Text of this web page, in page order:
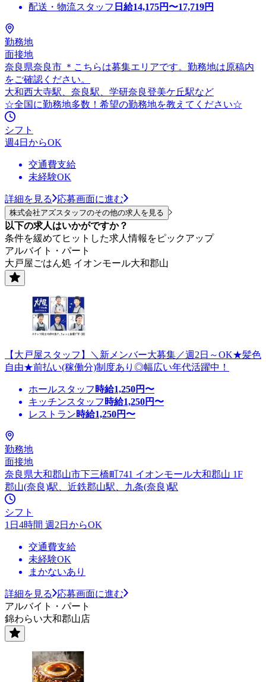
配送・物流スタッフ 日給14,175円〜17,719円
勤務地
面接地
奈良県奈良市 ＊こちらは募集エリアです。勤務地は原稿内
をご確認ください。
大和西大寺駅、奈良駅、学研奈良登美ケ丘駅など
☆全国に勤務地多数！希望の勤務地を教えてください☆
シフト
週4日からOK
交通費支給
未経験OK
詳細を見る 応募画面に進む
株式会社アズスタッフのその他の求人を見る
以下の求人はいかがですか？
条件を緩めてヒットした求人情報をピックアップ
アルバイト・パート
大戸屋ごはん処 イオンモール大和郡山
【大戸屋スタッフ】＼新メンバー大募集／週2日～OK★髪色
自由★前払い(稼働分)制度あり◎幅広い年代活躍中！
ホールスタッフ 時給1,250円〜
キッチンスタッフ 時給1,250円〜
レストラン時給1,250円〜
勤務地
面接地
奈良県大和郡山市下三橋町741 イオンモール大和郡山 1F
郡山(奈良)駅、近鉄郡山駅、九条(奈良)駅
シフト
1日4時間 週2日からOK
交通費支給
未経験OK
まかないあり
詳細を見る
応募画面に進む
アルバイト・パート
錦わらい大和郡山店